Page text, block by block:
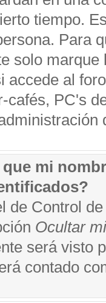
tiempo.
Para
solo
accede al
cafés, PC's
mi
de Control
Ocultar
será visto
contado